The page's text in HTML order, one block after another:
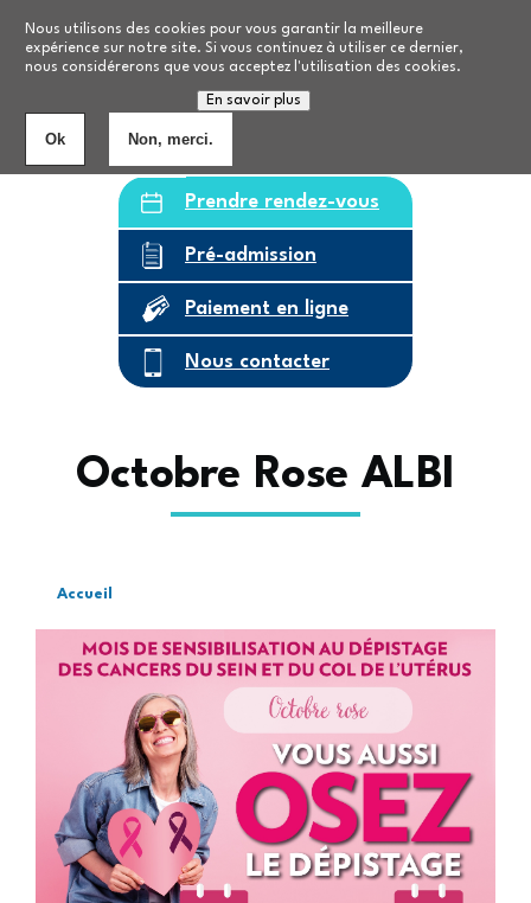
Nous utilisons des cookies pour vous garantir la meilleure
expérience sur notre site. Si vous continuez à utiliser ce dernier,
nous considérerons que vous acceptez l'utilisation des cookies.
En savoir plus
Ok Non, merci.
Nos formations
Personnes âgées8
Prendre rendez-vous
Pré-admission
Paiement en ligne
Nous contacter
Octobre Rose ALBI
Fil
d'Ariane
Accueil